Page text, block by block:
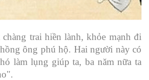
trai hiền lành, khỏe mạnh đi
ông phú hộ. Hai người này có
làm lụng giúp ta, ba năm nữa ta